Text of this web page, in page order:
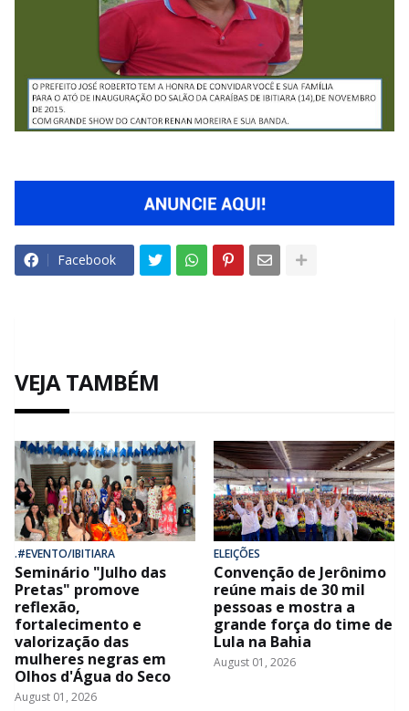
Facebook
VEJA TAMBÉM
.#EVENTO/IBITIARA
Seminário "Julho das
Pretas" promove
reflexão,
fortalecimento e
valorização das
mulheres negras em
Olhos d'Água do Seco
August 01, 2026
ELEIÇÕES
Convenção de Jerônimo
reúne mais de 30 mil
pessoas e mostra a
grande força do time de
Lula na Bahia
August 01, 2026